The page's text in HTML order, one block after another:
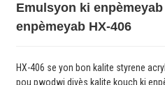
Emulsyon ki
enpèmeyab HX-406
HX-406 se yon bon kalite styrene
pou pwodwi divès kalite kouch ki